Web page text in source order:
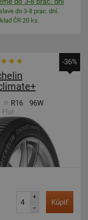
do 3-8 prac. dní.
ČR 20 ks.
-36%
R16
96W
Flat
+
–
Kúpiť